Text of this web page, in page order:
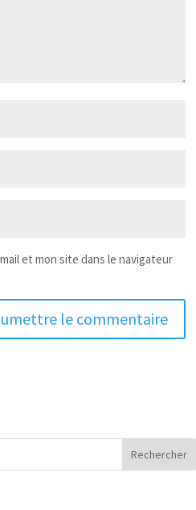
et mon site dans le navigateur
le commentaire